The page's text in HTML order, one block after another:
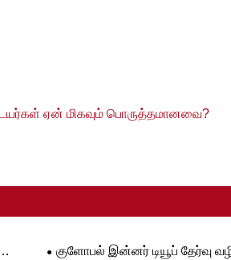
ஏன் மிகவும் பொருத்தமானவை?
குளோபல் இன்னர் டியூப் தேர்வு